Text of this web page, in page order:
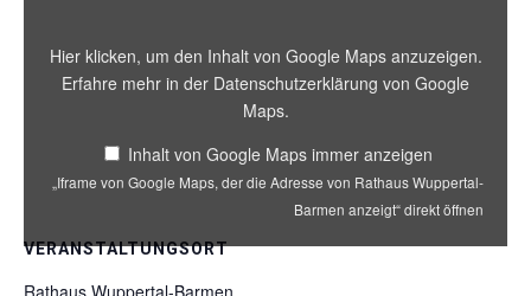
VERANSTALTUNGSORT
Rathaus Wuppertal-Barmen
Adresse
anzeigt“
Maps
Hier klicken, um den Inhalt von Google Maps anzuzeigen.
Erfahre mehr in der Datenschutzerklärung von Google
Maps.
Inhalt von Google Maps immer anzeigen
„Iframe von Google Maps, der die Adresse von Rathaus Wuppertal-
Barmen anzeigt“ direkt öffnen